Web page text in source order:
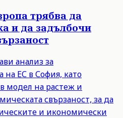
трябва да
и да задълбочи
анализ за
на ЕС в София, като
модел на растеж и
свързаност, за да
и икономически